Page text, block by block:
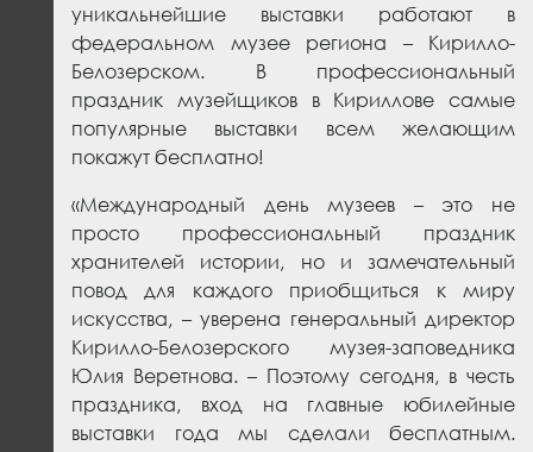
уникальнейшие выставки работают в
федеральном музее региона – Кирилло-
Белозерском. В профессиональный
праздник музейщиков в Кириллове самые
популярные выставки всем желающим
покажут бесплатно!
«Международный день музеев – это не
просто профессиональный праздник
хранителей истории, но и замечательный
повод для каждого приобщиться к миру
искусства, – уверена генеральный директор
Кирилло-Белозерского музея-заповедника
Юлия Веретнова. – Поэтому сегодня, в честь
праздника, вход на главные юбилейные
выставки года мы сделали бесплатным.